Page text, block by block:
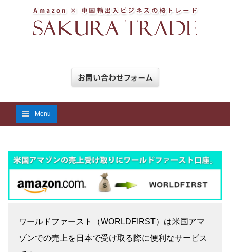
Menu
ワールドファースト（WORLDFIRST）は米国アマ
ゾンでの売上を日本で受け取る際に便利なサービス